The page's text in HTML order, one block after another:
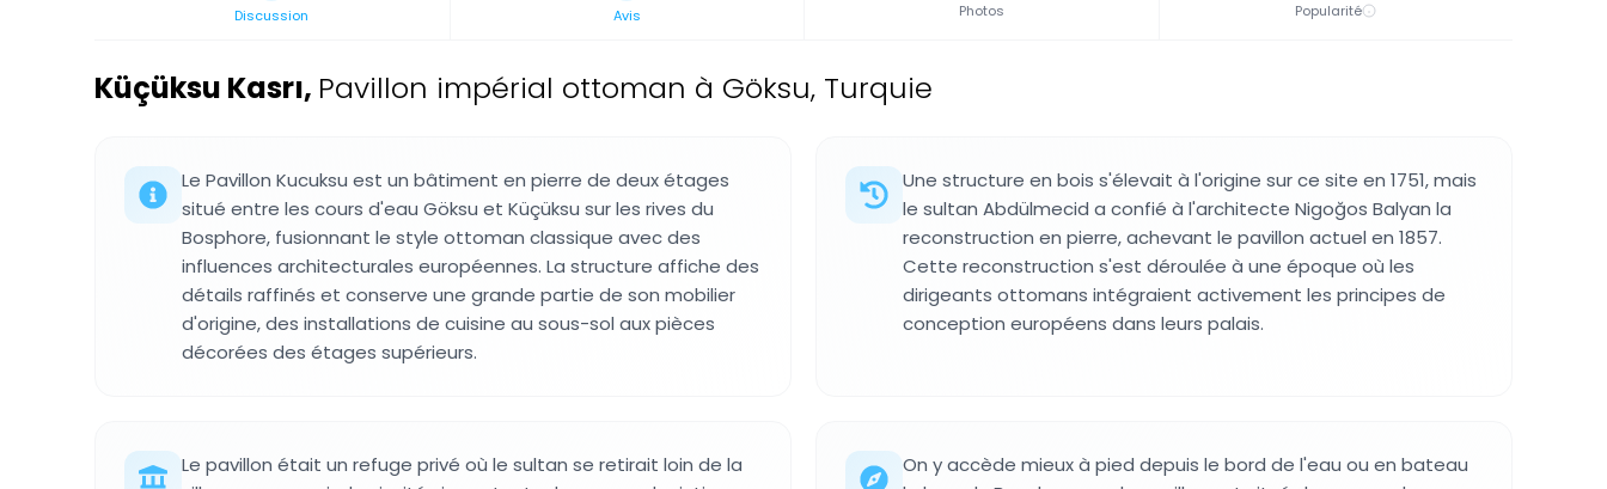
Discussion Avis Photos Popularité
Küçüksu Kasrı, Pavillon impérial ottoman à Göksu, Turquie
Le Pavillon Kucuksu est un bâtiment en pierre de deux étages
situé entre les cours d'eau Göksu et Küçüksu sur les rives du
Bosphore, fusionnant le style ottoman classique avec des
influences architecturales européennes. La structure affiche des
détails raffinés et conserve une grande partie de son mobilier
d'origine, des installations de cuisine au sous-sol aux pièces
décorées des étages supérieurs.
Une structure en bois s'élevait à l'origine sur ce site en 1751, mais
le sultan Abdülmecid a confié à l'architecte Nigoğos Balyan la
reconstruction en pierre, achevant le pavillon actuel en 1857.
Cette reconstruction s'est déroulée à une époque où les
dirigeants ottomans intégraient activement les principes de
conception européens dans leurs palais.
Le pavillon était un refuge privé où le sultan se retirait loin de la
On y accède mieux à pied depuis le bord de l'eau ou en bateau